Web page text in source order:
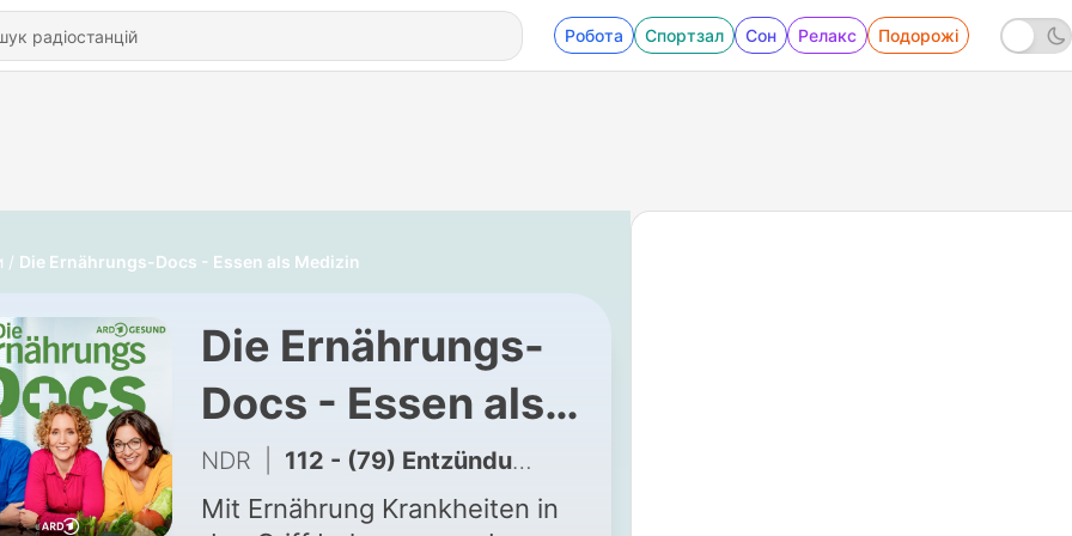
Робота Спортзал Сон Релакс Подорожі
Die Ernährungs-Docs - Essen als Medizin
Die Ernährungs-
Docs - Essen als
Medizin
NDR 112 - (79) Entzündungshemmend und darmgesund essen - Dr. Matthias Riedl über MS
Mit Ernährung Krankheiten in